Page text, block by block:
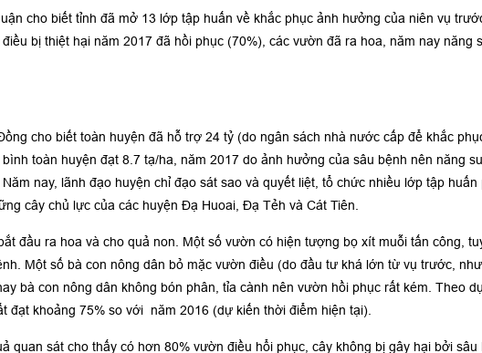
cho biết tỉnh đã mở 13 lớp tập huấn về khắc phục ảnh hưởng của niên vụ
bị thiệt hại năm 2017 đã hồi phục (70%), các vườn đã ra hoa, năm nay năng
cho biết toàn huyện đã hỗ trợ 24 tỷ (do ngân sách nhà nước cấp để khắc
toàn huyện đạt 8.7 tạ/ha, năm 2017 do ảnh hưởng của sâu bệnh nên năng
nay, lãnh đạo huyện chỉ đạo sát sao và quyết liệt, tổ chức nhiều lớp tập
cây chủ lực của các huyện Đạ Huoai, Đạ Tẻh và Cát Tiên.
đầu ra hoa và cho quả non. Một số vườn có hiện tượng bọ xít muỗi tấn công,
Một số bà con nông dân bỏ mặc vườn điều (do đầu tư khá lớn từ vụ trước,
bà con nông dân không bón phân, tỉa cành nên vườn hồi phục rất kém. Theo
đạt khoảng 75% so với năm 2016 (dự kiến thời điểm hiện tại).
quan sát cho thấy có hơn 80% vườn điều hổi phục, cây không bị gây hại bởi sâu